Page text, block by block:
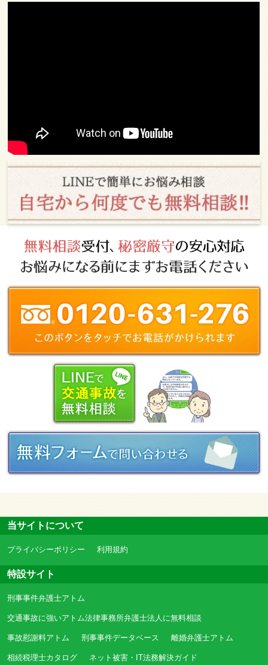
当サイトについて
プライバシーポリシー 利用規約
特設サイト
刑事事件弁護士アトム
交通事故に強いアトム法律事務所弁護士法人に無料相談
事故慰謝料アトム 刑事事件データベース 離婚弁護士アトム
相続税理士カタログ ネット被害・IT法務解決ガイド